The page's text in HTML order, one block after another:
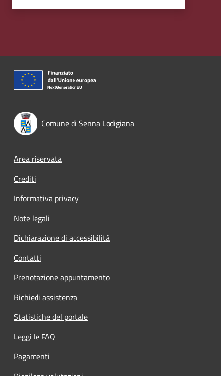
Comune di Senna Lodigiana
Footer menu
Area riservata
Crediti
Informativa privacy
Note legali
Dichiarazione di accessibilità
Contatti
Prenotazione appuntamento
Richiedi assistenza
Statistiche del portale
Leggi le FAQ
Pagamenti